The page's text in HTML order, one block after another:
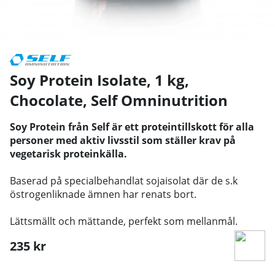
Soy Protein Isolate, 1 kg,
Chocolate, Self Omninutrition
Soy Protein från Self är ett proteintillskott för alla
personer med aktiv livsstil som ställer krav på
vegetarisk proteinkälla.
Baserad på specialbehandlat sojaisolat där de s.k
östrogenliknade ämnen har renats bort.
Lättsmällt och mättande, perfekt som mellanmål.
235 kr